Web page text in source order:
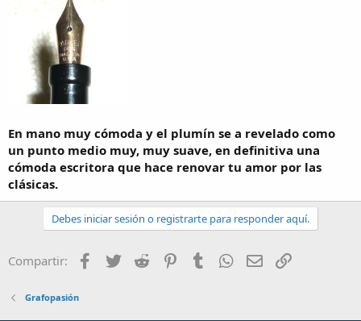
En mano muy cómoda y el plumín se a revelado como
un punto medio muy, muy suave, en definitiva una
cómoda escritora que hace renovar tu amor por las
clásicas.
Debes iniciar sesión o registrarte para responder aquí.
Compartir: Facebook
Twitter Reddit PinterestTumblrWhatsApp
Email
Grafopasión